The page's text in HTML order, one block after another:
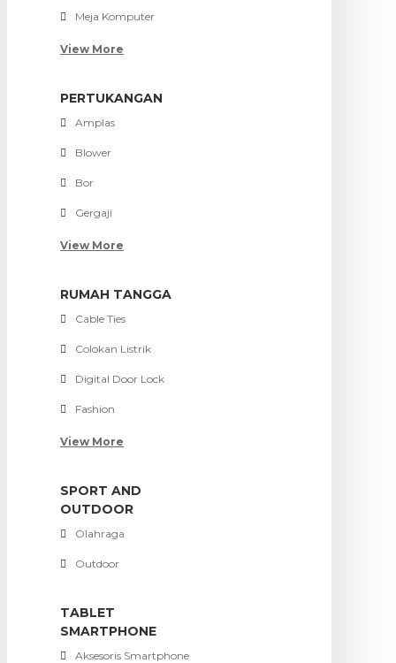
Meja Komputer
View More
PERTUKANGAN
Amplas
Blower
Bor
Gergaji
View More
RUMAH TANGGA
Cable Ties
Colokan Listrik
Digital Door Lock
Fashion
View More
SPORT AND
OUTDOOR
Olahraga
Outdoor
TABLET
SMARTPHONE
Aksesoris Smartphone